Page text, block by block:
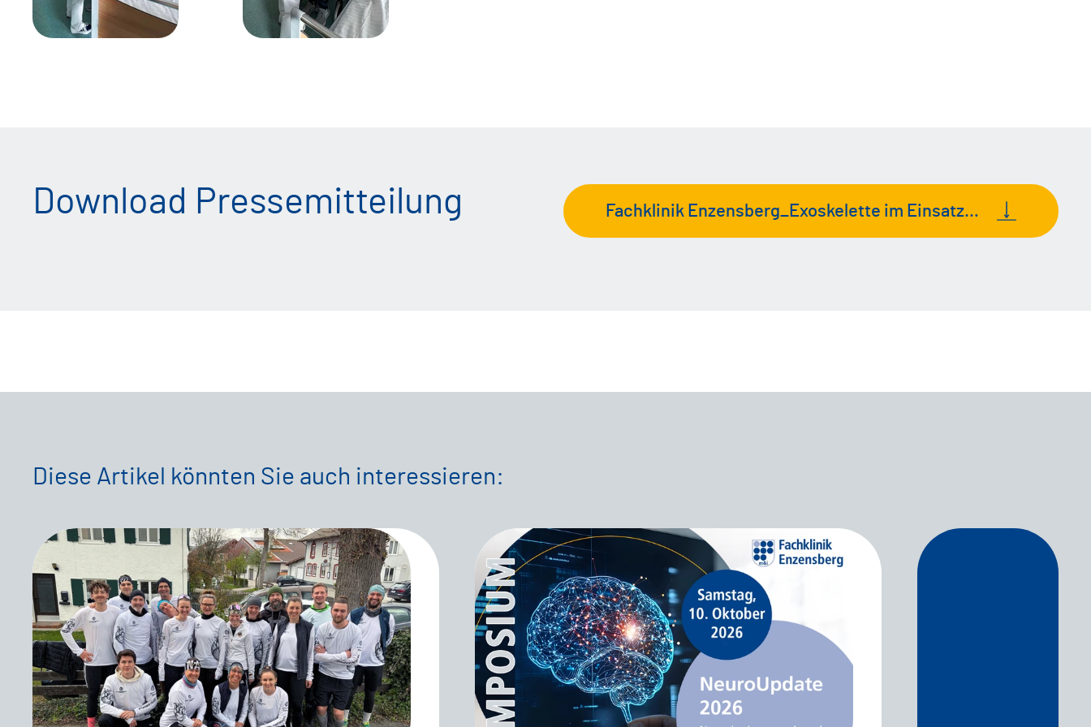
Download Pressemitteilung Fachklinik Enzensberg_Exoskelette im Einsatz_22.01.2025
Diese Artikel könnten Sie auch interessieren: